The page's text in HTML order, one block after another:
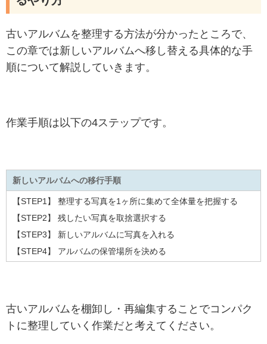
古いアルバムを整理する方法が分かったところで、
この章では新しいアルバムへ移し替える具体的な手
順について解説していきます。
作業手順は以下の4ステップです。
新しいアルバムへの移行手順
【STEP1】 整理する写真を1ヶ所に集めて全体量を把握する
【STEP2】 残したい写真を取捨選択する
【STEP3】 新しいアルバムに写真を入れる
【STEP4】 アルバムの保管場所を決める
古いアルバムを棚卸し・再編集することでコンパク
トに整理していく作業だと考えてください。